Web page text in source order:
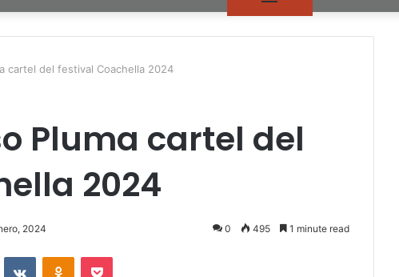
cartel del festival Coachella 2024
Pluma cartel del
2024
2024 0 495 1 minute read
VKontakteOdnoklassniki
Pocket